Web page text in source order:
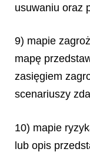
usuwaniu oraz
9) mapie
mapę
zasięgiem
scenariuszy
10) mapie
lub opis